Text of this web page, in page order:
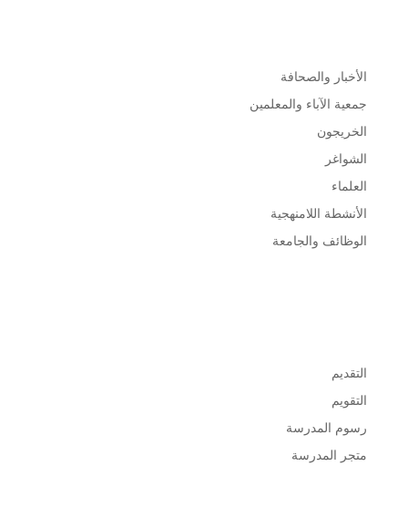
الأخبار والصحافة
جمعية الآباء والمعلمين
الخريجون
الشواغر
العلماء
الأنشطة اللامنهجية
الوظائف والجامعة
التقديم
التقويم
رسوم المدرسة
متجر المدرسة